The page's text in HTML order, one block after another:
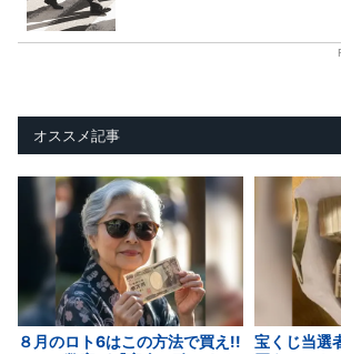
オススメ記事
８月のロト6はこの方法で買え!!
宝くじ当選